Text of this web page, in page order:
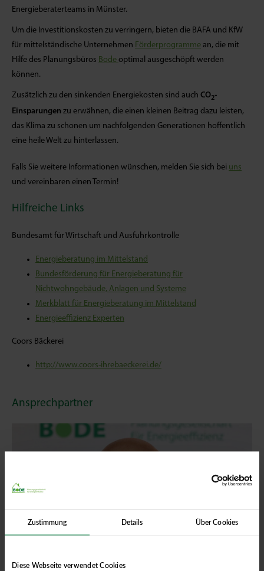
Zustimmung Details Über Cookies
Diese Webseite verwendet Cookies
Energieberaterteams in Münster.
Um die Investitionskosten zu verringern, bieten die BAFA und KfW
für mittelständische Unternehmen Förderprogramme an, die mit
Hilfe des Planungsbüros Bode optimal ausgeschöpft werden
können.
Zusätzlich zu den sinkenden Energiekosten sind auch CO2-
Einsparungen zu erwähnen, die einen kleinen Beitrag dazu leisten,
das Klima zu schonen um nachfolgenden Generationen hoffentlich
eine heile Welt zu hinterlassen.
Falls Sie weitere Informationen wünschen, melden Sie sich bei uns
und vereinbaren einen Termin!
Hilfreiche Links
Bundesamt für Wirtschaft und Ausfuhrkontrolle
Energieberatung im Mittelstand
Bundesförderung für Energieberatung für
Nichtwohngebäude, Anlagen und Systeme
Merkblatt für Energieberatung im Mittelstand
Energieeffizienz Experten
Coors Bäckerei
http://www.coors-ihrebaeckerei.de/
Ansprechpartner